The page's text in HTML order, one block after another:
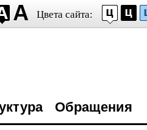
Цвета сайта:
Обращения